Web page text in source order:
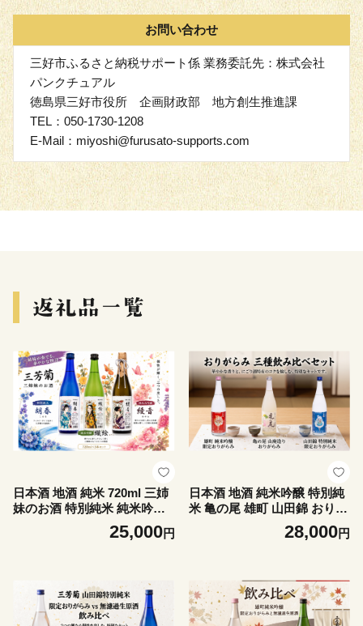
お問い合わせ
三好市ふるさと納税サポート係 業務委託先：株式会社
パンクチュアル
徳島県三好市役所 企画財政部 地方創生推進課
TEL：050-1730-1208
E-Mail：miyoshi@furusato-supports.com
日本酒 地酒 純米 720ml 三姉
妹のお酒 特別純米 純米吟醸
純米大吟醸 三芳菊 酒 ギフト
お酒 sake さけ 地酒 母の日
菊酒造 徳島県 三好市 みよし
miyoshi 胡春 織絵 綾音 飲み
比べ ３本セット
25,000円
日本酒 地酒 純米吟醸 特別純
米 亀の尾 雄町 山田錦 おりが
らみ 山廃造り 720ml 三芳菊
酒 ギフト お酒 sake さけ 地
寄せ 三芳菊酒造 徳島県 三好
市 みよし miyoshi 酒米 酒米
飲み比べ ３本セット
28,000円